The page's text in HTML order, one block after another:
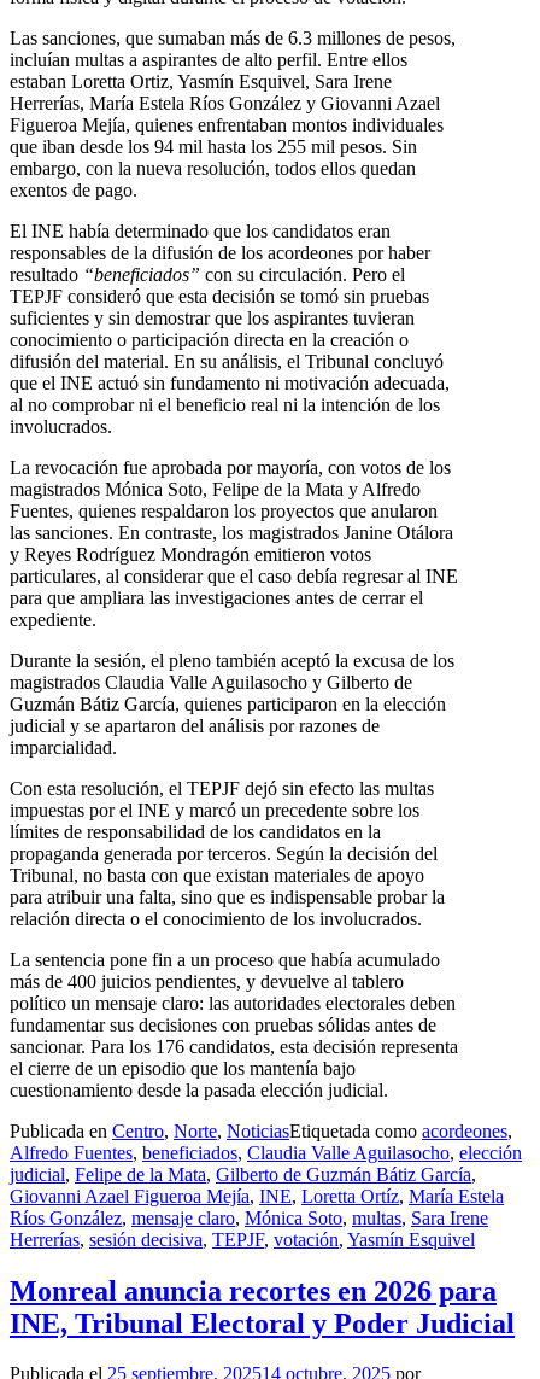
Las sanciones, que sumaban más de 6.3 millones de pesos,
incluían multas a aspirantes de alto perfil. Entre ellos
estaban Loretta Ortiz, Yasmín Esquivel, Sara Irene
Herrerías, María Estela Ríos González y Giovanni Azael
Figueroa Mejía, quienes enfrentaban montos individuales
que iban desde los 94 mil hasta los 255 mil pesos. Sin
embargo, con la nueva resolución, todos ellos quedan
exentos de pago.
El INE había determinado que los candidatos eran
responsables de la difusión de los acordeones por haber
resultado “beneficiados” con su circulación. Pero el
TEPJF consideró que esta decisión se tomó sin pruebas
suficientes y sin demostrar que los aspirantes tuvieran
conocimiento o participación directa en la creación o
difusión del material. En su análisis, el Tribunal concluyó
que el INE actuó sin fundamento ni motivación adecuada,
al no comprobar ni el beneficio real ni la intención de los
involucrados.
La revocación fue aprobada por mayoría, con votos de los
magistrados Mónica Soto, Felipe de la Mata y Alfredo
Fuentes, quienes respaldaron los proyectos que anularon
las sanciones. En contraste, los magistrados Janine Otálora
y Reyes Rodríguez Mondragón emitieron votos
particulares, al considerar que el caso debía regresar al INE
para que ampliara las investigaciones antes de cerrar el
expediente.
Durante la sesión, el pleno también aceptó la excusa de los
magistrados Claudia Valle Aguilasocho y Gilberto de
Guzmán Bátiz García, quienes participaron en la elección
judicial y se apartaron del análisis por razones de
imparcialidad.
Con esta resolución, el TEPJF dejó sin efecto las multas
impuestas por el INE y marcó un precedente sobre los
límites de responsabilidad de los candidatos en la
propaganda generada por terceros. Según la decisión del
Tribunal, no basta con que existan materiales de apoyo
para atribuir una falta, sino que es indispensable probar la
relación directa o el conocimiento de los involucrados.
La sentencia pone fin a un proceso que había acumulado
más de 400 juicios pendientes, y devuelve al tablero
político un mensaje claro: las autoridades electorales deben
fundamentar sus decisiones con pruebas sólidas antes de
sancionar. Para los 176 candidatos, esta decisión representa
el cierre de un episodio que los mantenía bajo
cuestionamiento desde la pasada elección judicial.
Publicada en Centro, Norte, NoticiasEtiquetada como acordeones,
Alfredo Fuentes, beneficiados, Claudia Valle Aguilasocho, elección
judicial, Felipe de la Mata, Gilberto de Guzmán Bátiz García,
Giovanni Azael Figueroa Mejía, INE, Loretta Ortíz, María Estela
Ríos González, mensaje claro, Mónica Soto, multas, Sara Irene
Herrerías, sesión decisiva, TEPJF, votación, Yasmín Esquivel
Monreal anuncia recortes en 2026 para
INE, Tribunal Electoral y Poder Judicial
Publicada el 25 septiembre, 202514 octubre, 2025 por